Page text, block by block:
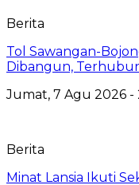
Berita
Tol Sawangan-
Dibangun,
Jumat, 7 Agu 2026 -
Berita
Minat Lansia Ikuti